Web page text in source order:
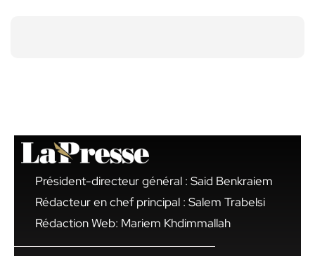
Président-directeur général : Said Benkraiem
Rédacteur en chef principal : Salem Trabelsi
Rédaction Web: Mariem Khdimmallah